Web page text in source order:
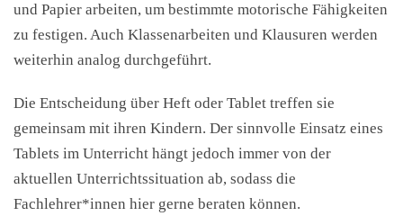
und Papier arbeiten, um bestimmte motorische Fähigkeiten
zu festigen. Auch Klassenarbeiten und Klausuren werden
weiterhin analog durchgeführt.
Die Entscheidung über Heft oder Tablet treffen sie
gemeinsam mit ihren Kindern. Der sinnvolle Einsatz eines
Tablets im Unterricht hängt jedoch immer von der
aktuellen Unterrichtssituation ab, sodass die
Fachlehrer*innen hier gerne beraten können.